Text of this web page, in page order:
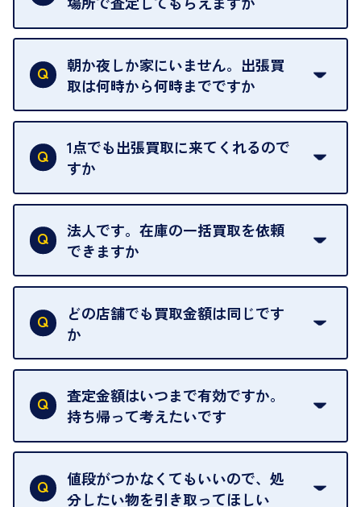
ご自宅以外での査定はお引き受けできません。ご指
定のお店や、ほかのお客様への迷惑となることが考
えられるためです。
朝か夜しか家にいません。出張買
取は何時から何時までですか
ご訪問可能時間は、10時から19時です。
ただし、お品物の種類や量によっては対応させてい
ただくことがあります。
1点でも出張買取に来てくれるので
すか
はい。1点でもお伺いします。
法人です。在庫の一括買取を依頼
できますか
はい。喜んで承ります。出張買取をご利用くださ
い。
ご指定の場所にお伺いします。
どの店舗でも買取金額は同じです
か
はい。全店舗一律です。
ただし、中古市場は日々変動するため、査定した日
によって査定額が変わることはございます。
査定金額はいつまで有効ですか。
持ち帰って考えたいです
査定額は当日限り有効です。
中古市場が日々変動するため、翌日には査定額が変
わることがございます。
値段がつかなくてもいいので、処
分したい物を引き取ってほしい